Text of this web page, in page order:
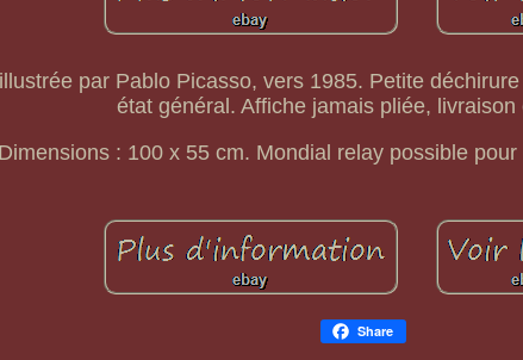
par Pablo Picasso, vers 1985. Petite
état général. Affiche jamais pliée, livraison
Dimensions : 100 x 55 cm. Mondial relay possible
Share